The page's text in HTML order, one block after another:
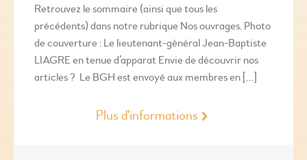
Retrouvez le sommaire (ainsi que tous les
précédents) dans notre rubrique Nos ouvrages. Photo
de couverture : Le lieutenant-général Jean-Baptiste
LIAGRE en tenue d’apparat Envie de découvrir nos
articles ? Le BGH est envoyé aux membres en […]
Plus d'informations